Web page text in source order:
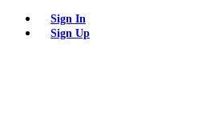
Sign In
Sign Up